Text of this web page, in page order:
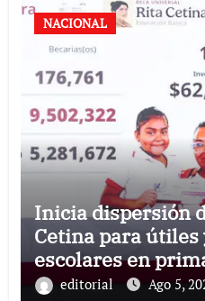
NACIONAL
Inicia dispersión
Cetina para
escolares en
Claudia
editorial Ago 5,